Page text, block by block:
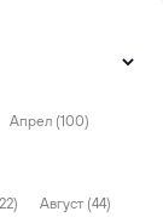
Апрел (100)
Август (44)